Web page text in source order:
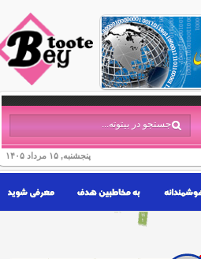
پنجشنبه, ۱۵ مرداد ۱۴۰۵